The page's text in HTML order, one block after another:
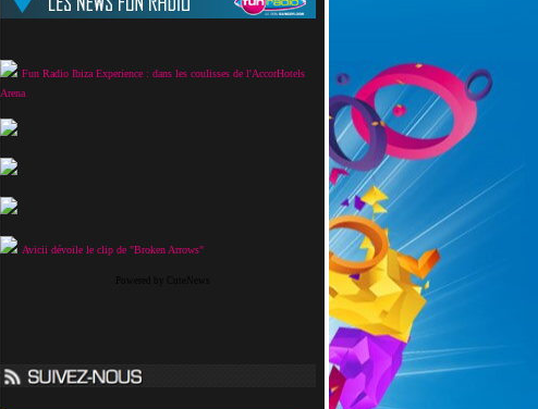
Fun Radio Ibiza Experience : dans les coulisses de l'AccorHotels
Arena
Avicii dévoile le clip de "Broken Arrows"